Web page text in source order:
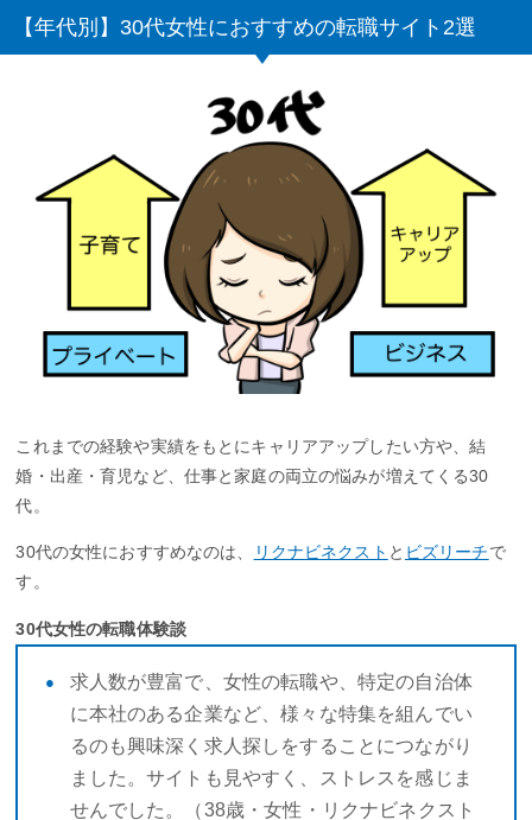
【年代別】30代女性におすすめの転職サイト2選
これまでの経験や実績をもとにキャリアアップしたい方や、結
婚・出産・育児など、仕事と家庭の両立の悩みが増えてくる30
代。
30代の女性におすすめなのは、 リクナビネクスト と ビズリーチで
す。
30代女性の転職体験談
求人数が豊富で、女性の転職や、特定の自治体
に本社のある企業など、様々な特集を組んでい
るのも興味深く求人探しをすることにつながり
ました。サイトも見やすく、ストレスを感じま
せんでした。（38歳・女性・リクナビネクスト